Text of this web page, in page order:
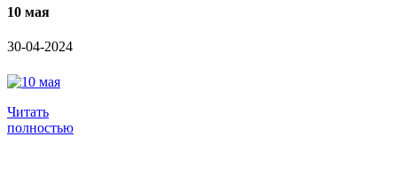
10 мая
30-04-2024
Читать
полностью